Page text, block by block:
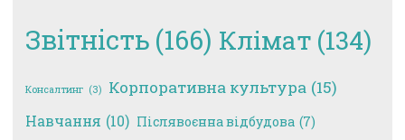
Звітність (166) Клімат (134)
Консалтинг (3) Корпоративна культура (15)
Навчання (10) Післявоєнна відбудова (7)